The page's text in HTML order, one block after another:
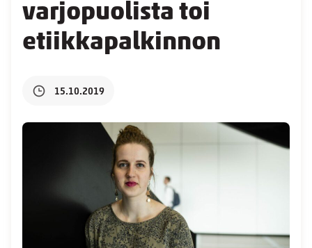
varjopuolista toi
etiikkapalkinnon
15.10.2019